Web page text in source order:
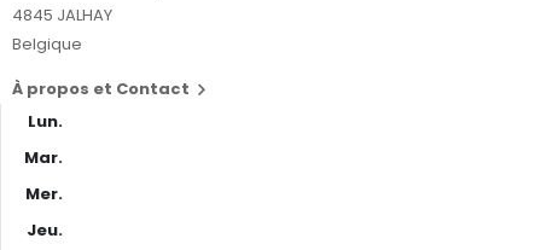
4845 JALHAY
Belgique
À propos et Contact 
Lun.
Mar.
Mer.
Jeu.